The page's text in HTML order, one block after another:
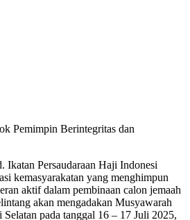
Pemimpin Berintegritas dan
Ikatan Persaudaraan Haji Indonesi
kemasyarakatan yang menghimpun
aktif dalam pembinaan calon jemaah
akan mengadakan Musyawarah
pada tanggal 16 – 17 Juli 2025,